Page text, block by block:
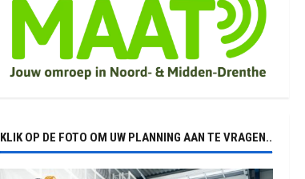
KLIK OP DE FOTO OM UW PLANNING AAN TE VRAGEN..